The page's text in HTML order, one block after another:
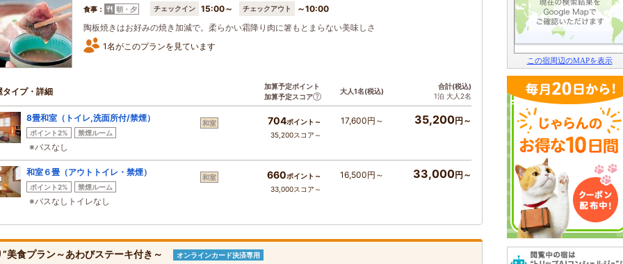
食事： 朝・夕 チェックイン 15:00～ チェックアウト
～10:00
陶板焼きはお好みの焼き加減で。柔らかい霜降り肉に箸もとまらない美味しさ
1名がこのプランを見ています
タイプ・詳細
加算予定ポイント
加算予定スコア
大人1名(税込)
合計(税込)
1泊 大人2名
8畳和室（トイレ,洗面所付/禁煙）
ポイント2% 禁煙ルーム
※バスなし
和室 704ポイント～
35,200スコア～
17,600円～ 35,200円～
和室６畳（アウトトイレ・禁煙）
ポイント2% 禁煙ルーム
※バスなしトイレなし
和室 660ポイント～
33,000スコア～
16,500円～ 33,000円～
”美食プラン～あわびステーキ付き～ オンラインカード決済専用
この宿周辺のMAPを表示